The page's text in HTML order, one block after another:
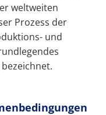
weltweiten
Prozess der
und